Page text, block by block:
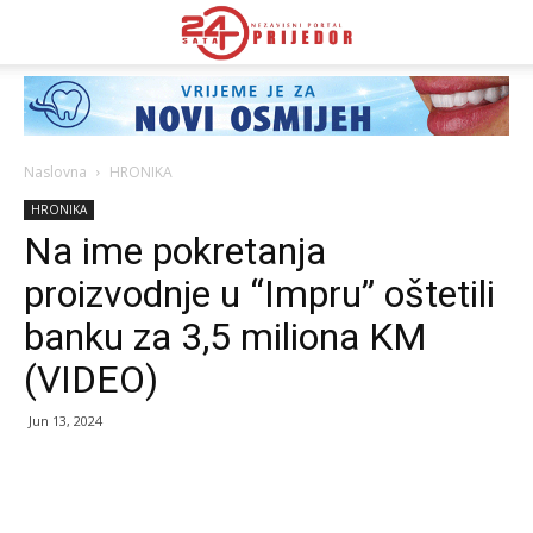
Naslovna HRONIKA
HRONIKA
Na ime pokretanja
proizvodnje u “Impru” oštetili
banku za 3,5 miliona KM
(VIDEO)
Jun 13, 2024